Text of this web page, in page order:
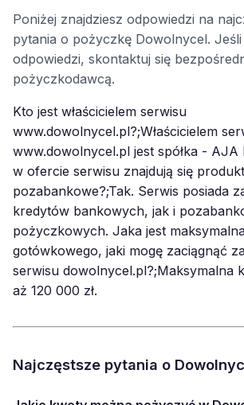
Poniżej znajdziesz odpowiedzi na
pytania o pożyczkę Dowolnycel. Jeśli
odpowiedzi, skontaktuj się
pożyczkodawcą.
Kto jest właścicielem serwisu
www.dowolnycel.pl?;Właścicielem
www.dowolnycel.pl jest spółka - AJA
w ofercie serwisu znajdują się
pozabankowe?;Tak. Serwis posiada
kredytów bankowych, jak i
pożyczkowych. Jaka jest
gotówkowego, jaki mogę zaciągnąć
serwisu dowolnycel.pl?;Maksymalna
aż 120 000 zł.
Najczęstsze pytania o